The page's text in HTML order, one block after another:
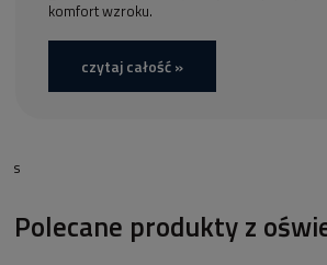
komfort wzroku.
czytaj całość »
s
Polecane produkty z